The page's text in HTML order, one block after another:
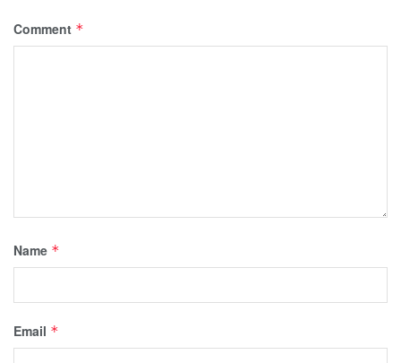
Comment *
Name *
Email *